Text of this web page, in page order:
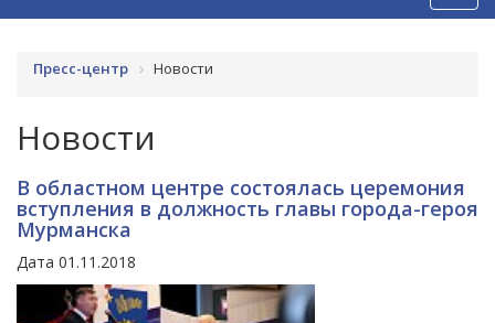
Пресс-центр Новости
Новости
В областном центре состоялась церемония
вступления в должность главы города-героя
Мурманска
Дата 01.11.2018